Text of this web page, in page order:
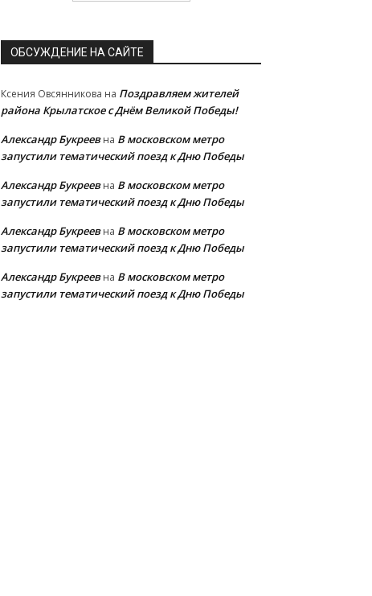
ОБСУЖДЕНИЕ НА САЙТЕ
Ксения Овсянникова на Поздравляем жителей
района Крылатское с Днём Великой Победы!
Александр Букреевна В московском метро
запустили тематический поезд к Дню Победы
Александр Букреевна В московском метро
запустили тематический поезд к Дню Победы
Александр Букреевна В московском метро
запустили тематический поезд к Дню Победы
Александр Букреевна В московском метро
запустили тематический поезд к Дню Победы